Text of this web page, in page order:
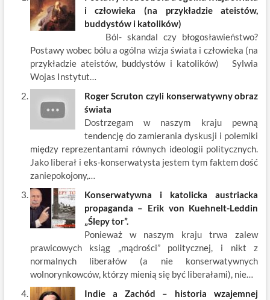
b
o
o
k
er
es
t
o
p
e
dI
n
e
i człowieka (na przykładzie ateistów,
buddystów i katolików)
Ból- skandal czy błogosławieństwo?
Postawy wobec bólu a ogólna wizja świata i człowieka (na
przykładzie ateistów, buddystów i katolików) Sylwia
Wojas Instytut…
Roger Scruton czyli konserwatywny obraz
świata
Dostrzegam w naszym kraju pewną
tendencję do zamierania dyskusji i polemiki
między reprezentantami równych ideologii politycznych.
Jako liberał i eks-konserwatysta jestem tym faktem dość
zaniepokojony,…
Konserwatywna i katolicka austriacka
propaganda – Erik von Kuehnelt-Leddin
„Ślepy tor”.
Ponieważ w naszym kraju trwa zalew
prawicowych ksiąg „mądrości” politycznej, i nikt z
normalnych liberałów (a nie konserwatywnych
wolnorynkowców, którzy mienią się być liberałami), nie…
Indie a Zachód – historia wzajemnej